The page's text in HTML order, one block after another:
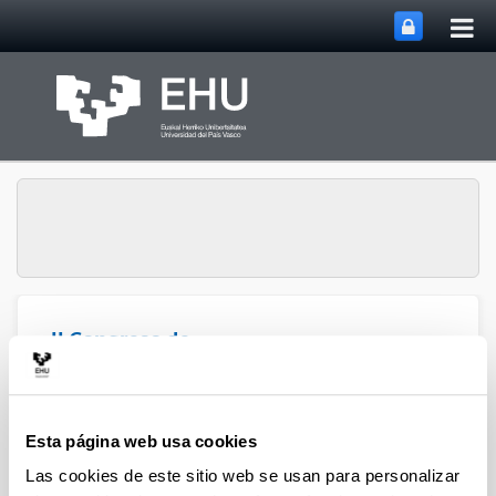
Esta página web usa cookies
Las cookies de este sitio web se usan para personalizar
II Congreso de
estudiantes de la
Temáticas